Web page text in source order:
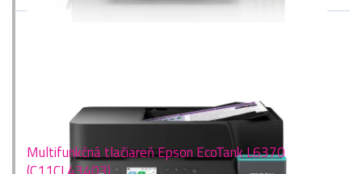
Multifunkčná tlačiareň Epson EcoTank L6370